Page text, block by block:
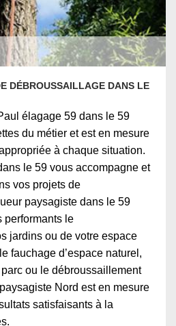
DÉBROUSSAILLAGE DANS LE
élagage 59 dans le 59
du métier et est en mesure
à chaque situation.
le 59 vous accompagne et
vos projets de
paysagiste dans le 59
performants le
jardins ou de votre espace
fauchage d’espace naturel,
ou le débroussaillement
Nord est en mesure
satisfaisants à la